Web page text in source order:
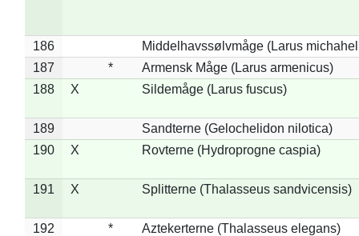
186
Middelhavssølvmåge (Larus
187
*
Armensk Måge (Larus armenicus)
188
X Sildemåge (Larus fuscus)
189
Sandterne (Gelochelidon nilotica)
190
X Rovterne (Hydroprogne caspia)
191 X Splitterne (Thalasseus sandvicensis)
192 *
Aztekerterne (Thalasseus elegans)